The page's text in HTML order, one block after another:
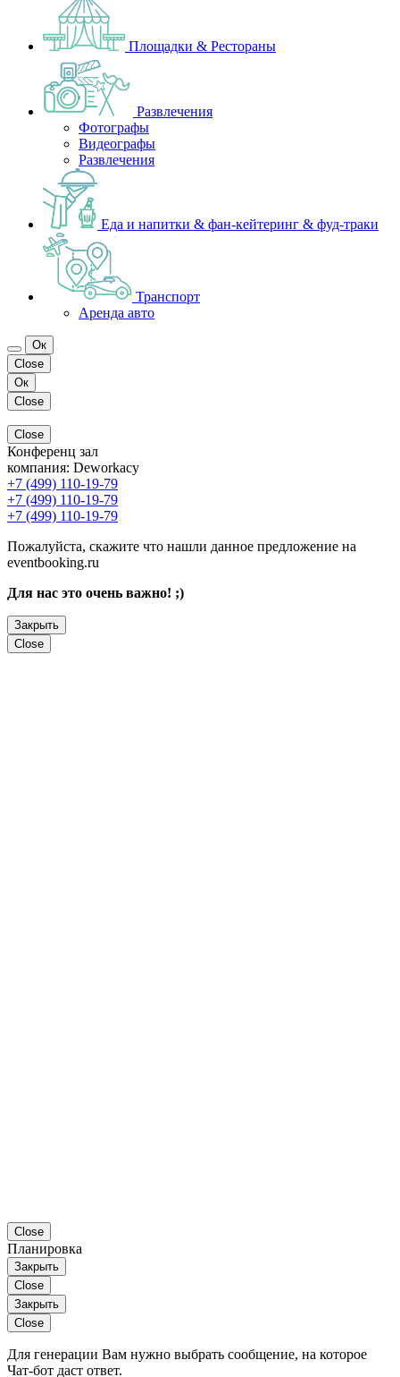
Площадки & Рестораны
Развлечения
Фотографы
Видеографы
Развлечения
Еда и напитки & фан-кейтеринг & фуд-траки
Транспорт
Аренда авто
Ок
Close
Ок
Close
Close
Конференц зал
компания: Deworkacy
+7 (499) 110-19-79
+7 (499) 110-19-79
+7 (499) 110-19-79
Пожалуйста, скажите что нашли данное предложение на
eventbooking.ru
Для нас это очень важно! ;)
Закрыть
Close
Close
Планировка
Закрыть
Close
Закрыть
Close
Для генерации Вам нужно выбрать сообщение, на которое
Чат-бот даст ответ.